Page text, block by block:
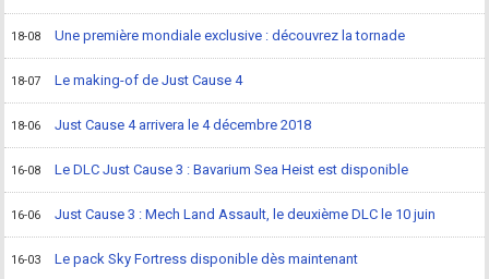
18-08 Une première mondiale exclusive : découvrez la tornade
18-07 Le making-of de Just Cause 4
18-06 Just Cause 4 arrivera le 4 décembre 2018
16-08 Le DLC Just Cause 3 : Bavarium Sea Heist est disponible
16-06 Just Cause 3 : Mech Land Assault, le deuxième DLC le 10 juin
16-03 Le pack Sky Fortress disponible dès maintenant